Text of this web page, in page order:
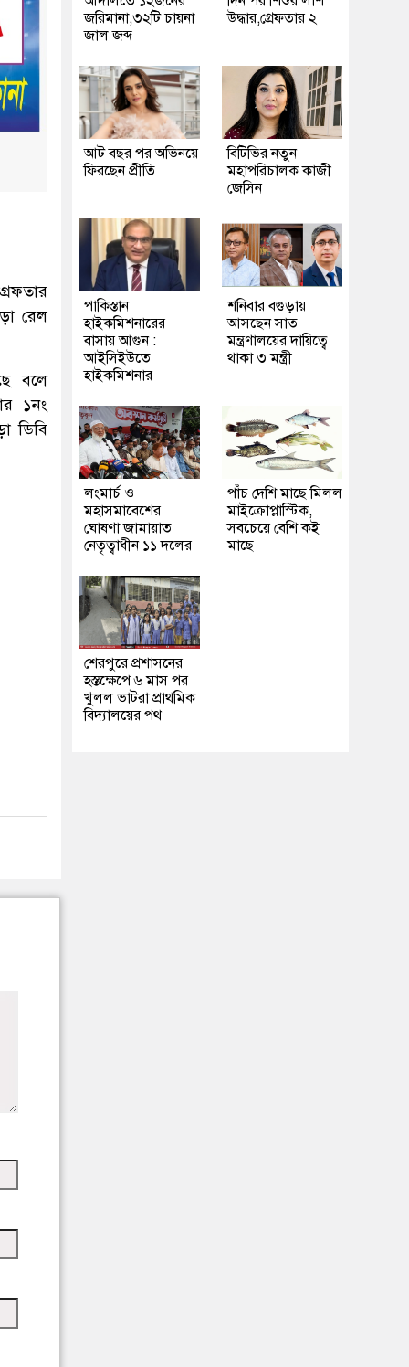
রেল
বলে
১নং
ডিবি
জরিমানা,৩২টি চায়না
জাল জব্দ
উদ্ধার,গ্রেফতার ২
আট বছর পর অভিনয়ে
ফিরছেন প্রীতি
বিটিভির নতুন
মহাপরিচালক কাজী
জেসিন
পাকিস্তান
হাইকমিশনারের
বাসায় আগুন :
আইসিইউতে
হাইকমিশনার
শনিবার বগুড়ায়
আসছেন সাত
মন্ত্রণালয়ের দায়িত্বে
থাকা ৩ মন্ত্রী
লংমার্চ ও
মহাসমাবেশের
ঘোষণা জামায়াত
নেতৃত্বাধীন ১১ দলের
পাঁচ দেশি মাছে মিলল
মাইক্রোপ্লাস্টিক,
সবচেয়ে বেশি কই
মাছে
শেরপুরে প্রশাসনের
হস্তক্ষেপে ৬ মাস পর
খুলল ভাটরা প্রাথমিক
বিদ্যালয়ের পথ